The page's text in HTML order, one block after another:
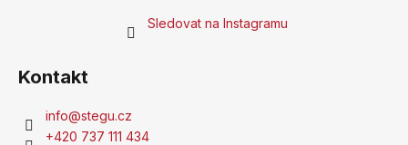
Sledovat na Instagramu
Kontakt
info@stegu.cz
+420 737 111 434